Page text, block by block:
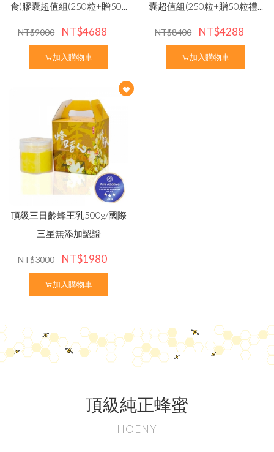
食)膠囊超值組(250粒+贈50...
NT$9000 NT$4688
加入購物車
囊超值組(250粒+贈50粒禮...
NT$8400 NT$4288
加入購物車
頂級三日齡蜂王乳500g/國際
三星無添加認證
NT$3000 NT$1980
加入購物車
頂級純正蜂蜜
HOENY